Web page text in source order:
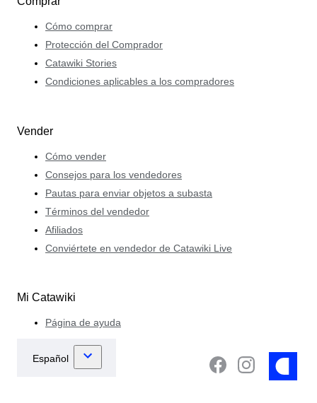
Cómo comprar
Protección del Comprador
Catawiki Stories
Condiciones aplicables a los compradores
Vender
Cómo vender
Consejos para los vendedores
Pautas para enviar objetos a subasta
Términos del vendedor
Afiliados
Conviértete en vendedor de Catawiki Live
Mi Catawiki
Página de ayuda